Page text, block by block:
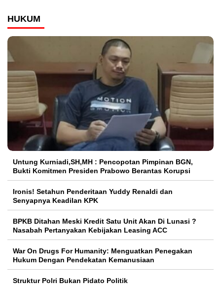
HUKUM
Untung Kurniadi,SH,MH : Pencopotan Pimpinan BGN,
Bukti Komitmen Presiden Prabowo Berantas Korupsi
Ironis! Setahun Penderitaan Yuddy Renaldi dan
Senyapnya Keadilan KPK
BPKB Ditahan Meski Kredit Satu Unit Akan Di Lunasi ?
Nasabah Pertanyakan Kebijakan Leasing ACC
War On Drugs For Humanity: Menguatkan Penegakan
Hukum Dengan Pendekatan Kemanusiaan
Struktur Polri Bukan Pidato Politik